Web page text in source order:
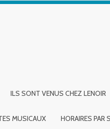
ILS SONT VENUS CHEZ LENOIR
MUSICAUX HORAIRES PAR